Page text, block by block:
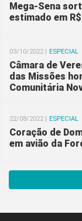
Mega-Sena
estimado em
03/10/2022 | ESPECIAL
Câmara de
das Missões
Comunitária
22/08/2022 | ESPECIAL
Coração de
em avião da